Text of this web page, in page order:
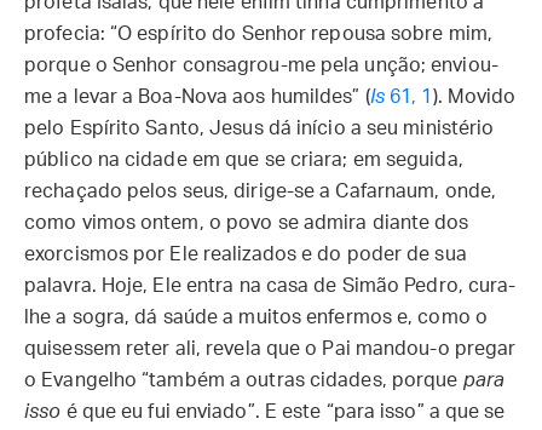
profecia: “O espírito do Senhor repousa sobre mim,
porque o Senhor consagrou-me pela unção; enviou-
me a levar a Boa-Nova aos humildes” (Is61, 1 ). Movido
pelo Espírito Santo, Jesus dá início a seu ministério
público na cidade em que se criara; em seguida,
rechaçado pelos seus, dirige-se a Cafarnaum, onde,
como vimos ontem, o povo se admira diante dos
exorcismos por Ele realizados e do poder de sua
palavra. Hoje, Ele entra na casa de Simão Pedro, cura-
lhe a sogra, dá saúde a muitos enfermos e, como o
quisessem reter ali, revela que o Pai mandou-o pregar
o Evangelho “também a outras cidades, porque para
isso é que eu fui enviado”. E este “para isso” a que se